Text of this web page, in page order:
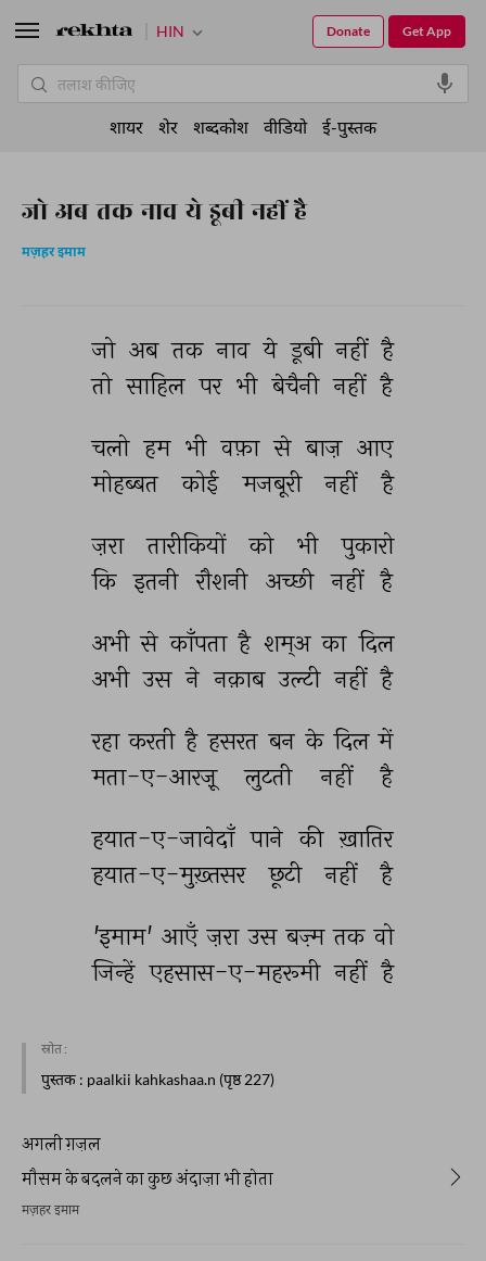
जो अब तक नाव ये डूबी नहीं है
मज़हर इमाम
जो अब तक नाव ये डूबी नहीं है
तो साहिल पर भी बेचैनी नहीं है
चलो हम भी वफ़ा से बाज़ आए
मोहब्बत
कोई मजबूरी नहीं है
ज़रा तारीकियों को भी
पुकारो
कि इतनी रौशनी अच्छी नहीं है
अभी से काँपता है शम्अ का दिल
अभी उस ने नक़ाब उल्टी नहीं है
रहा करती है हसरत बन के दिल में
मता-ए-आरज़ू
लुटती नहीं है
हयात-ए-जावेदाँ पाने की ख़ातिर
हयात-ए-मुख़्तसर
छूटी नहीं है
'इमाम' आएँ ज़रा उस बज़्म तक वो
जिन्हें एहसास-ए-महरूमी नहीं है
स्रोत :
पुस्तक : paalkii kahkashaa.n (पृष्ठ 227)
अगली ग़ज़ल
मौसम के बदलने का कुछ अंदाज़ा भी होता
मज़हर इमाम
HIN Get App
Donate
शायर शेर शब्दकोश वीडियो ई-पुस्तक